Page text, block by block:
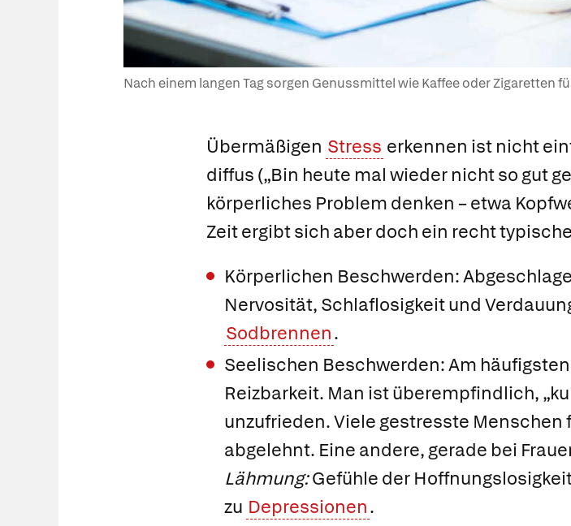
Nach einem langen Tag sorgen Genussmittel wie Kaffee oder Zigaretten
Übermäßigen Stress erkennen ist nicht
diffus („Bin heute mal wieder nicht so gut
körperliches Problem denken – etwa
Zeit ergibt sich aber doch ein recht
Körperlichen Beschwerden:
Nervosität, Schlaflosigkeit und
Sodbrennen.
Seelischen Beschwerden: Am
Reizbarkeit. Man ist überempfindlich,
unzufrieden. Viele gestresste
abgelehnt. Eine andere, gerade bei
Lähmung:Gefühle der
zu Depressionen.